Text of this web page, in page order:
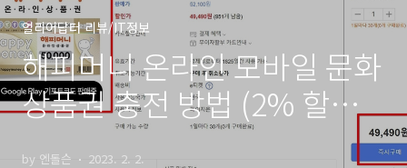
얼리어답터 리뷰/IT정보
해피머니 온라인 모바일 문화
상품권 충전 방법 (2% 할인
큐코인)
by 엔돌슨 2023. 2. 2.